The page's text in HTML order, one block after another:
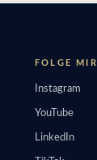
FOLGE MIR
Instagram
YouTube
LinkedIn